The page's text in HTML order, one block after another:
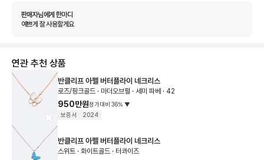
판매자님에게 한마디
예쁘게 잘 사용할게요
연관 추천 상품
반클리프 아펠 버터플라이 네크리스
로즈/핑크골드 · 마더오브펄 · 세미 파베 · 42
950만원정가대비 36% ▼
보증서
2024
반클리프 아펠 버터플라이 네크리스
스위트 · 화이트골드 · 터콰이즈